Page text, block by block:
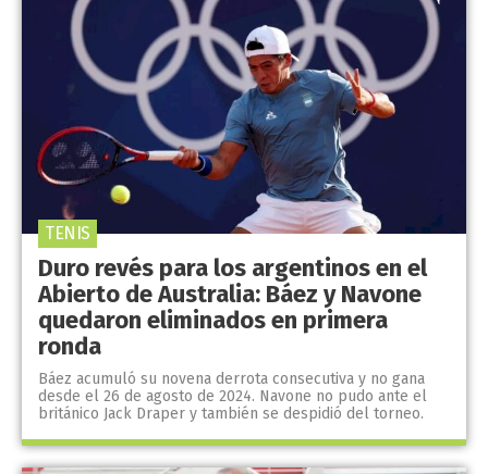
Duro revés para los argentinos en el
Abierto de Australia: Báez y Navone
quedaron eliminados en primera
ronda
Báez acumuló su novena derrota consecutiva y no gana
desde el 26 de agosto de 2024. Navone no pudo ante el
británico Jack Draper y también se despidió del torneo.
TENIS